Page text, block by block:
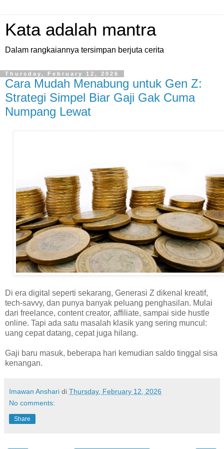
Kata adalah mantra
Dalam rangkaiannya tersimpan berjuta cerita
Thursday, February 12, 2026
Cara Mudah Menabung untuk Gen Z:
Strategi Simpel Biar Gaji Gak Cuma
Numpang Lewat
Di era digital seperti sekarang, Generasi Z dikenal kreatif,
tech-savvy, dan punya banyak peluang penghasilan. Mulai
dari freelance, content creator, affiliate, sampai side hustle
online. Tapi ada satu masalah klasik yang sering muncul:
uang cepat datang, cepat juga hilang.
Gaji baru masuk, beberapa hari kemudian saldo tinggal sisa
kenangan.
Imawan Anshari di Thursday, February 12, 2026
No comments:
Share